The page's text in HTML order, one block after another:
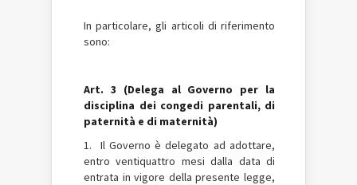
In particolare, gli articoli di riferimento
sono:
Art. 3 (Delega al Governo per la
disciplina dei congedi parentali, di
paternità e di maternità)
1. Il Governo è delegato ad adottare,
entro ventiquattro mesi dalla data di
entrata in vigore della presente legge,